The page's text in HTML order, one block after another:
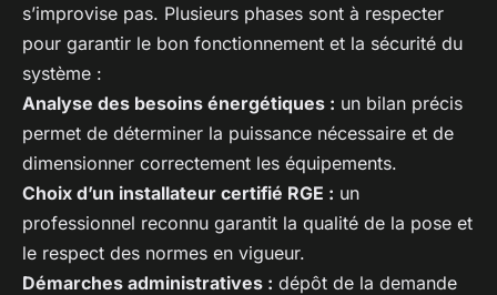
s’improvise pas. Plusieurs phases sont à respecter
pour garantir le bon fonctionnement et la sécurité du
système :
Analyse des besoins énergétiques : un bilan précis
permet de déterminer la puissance nécessaire et de
dimensionner correctement les équipements.
Choix d’un installateur certifié RGE : un
professionnel reconnu garantit la qualité de la pose et
le respect des normes en vigueur.
Démarches administratives : dépôt de la demande